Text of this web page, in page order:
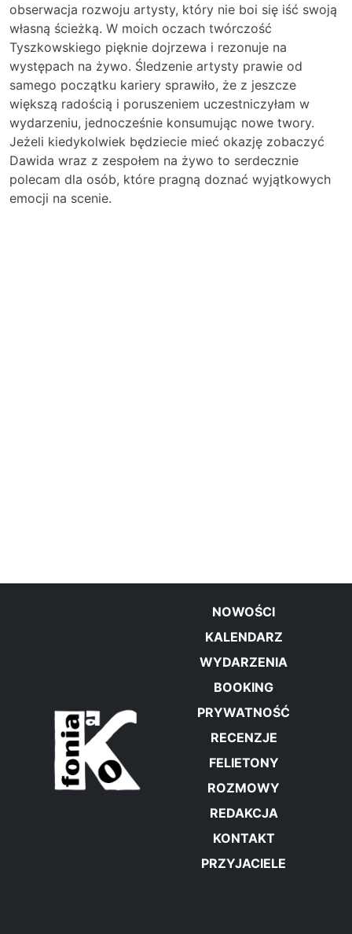
obserwacja rozwoju artysty, który nie boi się iść swoją
własną ścieżką. W moich oczach twórczość
Tyszkowskiego pięknie dojrzewa i rezonuje na
występach na żywo. Śledzenie artysty prawie od
samego początku kariery sprawiło, że z jeszcze
większą radością i poruszeniem uczestniczyłam w
wydarzeniu, jednocześnie konsumując nowe twory.
Jeżeli kiedykolwiek będziecie mieć okazję zobaczyć
Dawida wraz z zespołem na żywo to serdecznie
polecam dla osób, które pragną doznać wyjątkowych
emocji na scenie.
NOWOŚCI
KALENDARZ
WYDARZENIA
BOOKING
PRYWATNOŚĆ
RECENZJE
FELIETONY
ROZMOWY
REDAKCJA
KONTAKT
PRZYJACIELE